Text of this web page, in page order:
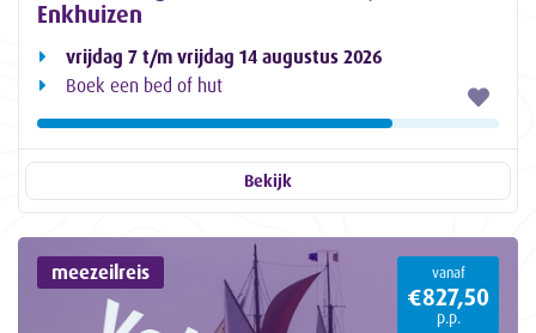
Enkhuizen
vrijdag 7 t/m vrijdag 14 augustus 2026
Boek een bed of hut
Bekijk
meezeilreis vanaf
€827,50
p.p.